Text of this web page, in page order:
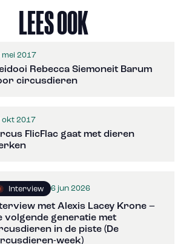
LEES OOK
mei 2017
Rebecca Siemoneit Barum
circusdieren
okt 2017
FlicFlac gaat met dieren
Interview 6 jun 2026
met Alexis Lacey Krone –
volgende generatie met
in de piste (De
week)